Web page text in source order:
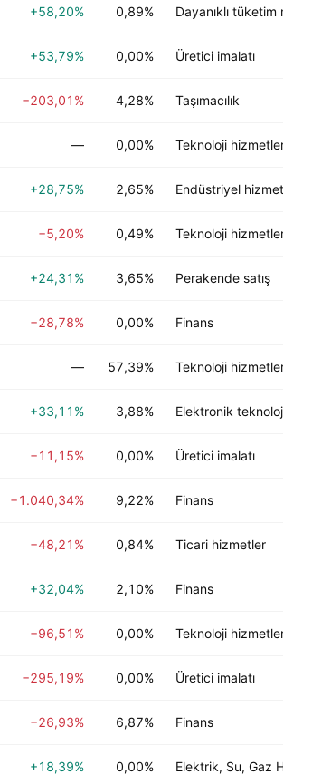
+58,20% 0,89% Dayanıklı tüketim
+53,79% 0,00% Üretici imalatı
−203,01% 4,28% Taşımacılık
— 0,00% Teknoloji hizmetleri
+28,75% 2,65% Endüstriyel hizmetler
−5,20% 0,49% Teknoloji hizmetleri
+24,31% 3,65% Perakende satış
−28,78% 0,00% Finans
— 57,39% Teknoloji hizmetleri
+33,11% 3,88% Elektronik teknoloji
−11,15% 0,00% Üretici imalatı
−1.040,34% 9,22% Finans
−48,21% 0,84% Ticari hizmetler
+32,04% 2,10% Finans
−96,51% 0,00% Teknoloji hizmetleri
−295,19% 0,00% Üretici imalatı
−26,93% 6,87% Finans
+18,39% 0,00% Elektrik, Su, Gaz